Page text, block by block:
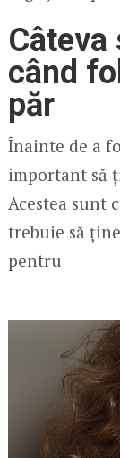
când
păr
Înainte de a
important să
Acestea sunt
trebuie să
pentru